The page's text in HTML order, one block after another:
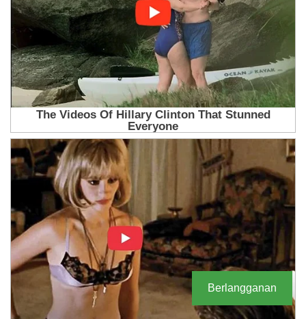
Berlangganan